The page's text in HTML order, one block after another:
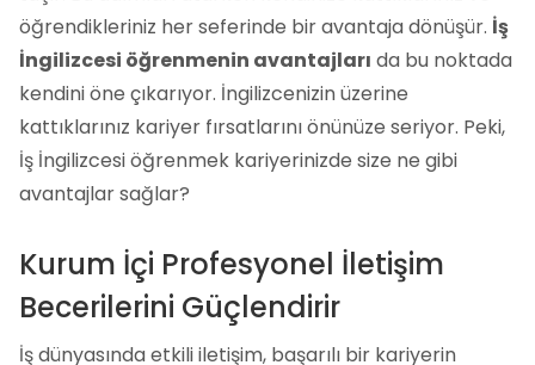
öğrendikleriniz her seferinde bir avantaja dönüşür. İş
İngilizcesi öğrenmenin avantajları da bu noktada
kendini öne çıkarıyor. İngilizcenizin üzerine
kattıklarınız kariyer fırsatlarını önünüze seriyor. Peki,
İş İngilizcesi öğrenmek kariyerinizde size ne gibi
avantajlar sağlar?
Kurum İçi Profesyonel İletişim
Becerilerini Güçlendirir
İş dünyasında etkili iletişim, başarılı bir kariyerin